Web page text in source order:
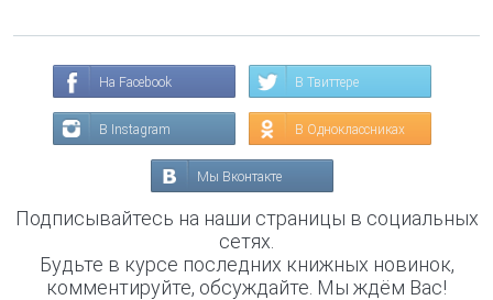
На Facebook В Твиттере
В Instagram В Одноклассниках
Мы Вконтакте
Подписывайтесь на наши страницы в социальных
сетях.
Будьте в курсе последних книжных новинок,
комментируйте, обсуждайте. Мы ждём Вас!